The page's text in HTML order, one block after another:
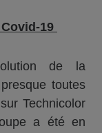
19
de la
toutes
Technicolor
a été en